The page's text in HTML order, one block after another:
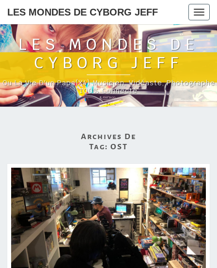
LES MONDES DE CYBORG JEFF
LES MONDES DE
CYBORG JEFF
Ou La Vie D'un Papa(x4) Musicien, Vidéaste, Photographe
100% Connecté
Archives De
Tag: OST